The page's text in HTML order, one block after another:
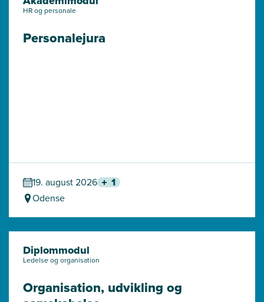
HR og personale
Personalejura
19. august 2026
1
Odense
Diplommodul
Ledelse og organisation
Organisation, udvikling og